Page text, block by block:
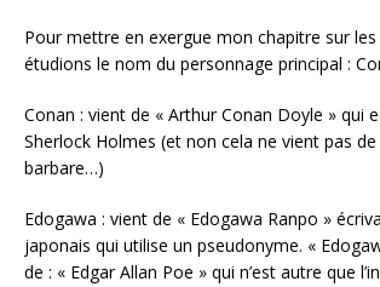
Pour mettre en exergue mon chapitre sur les
étudions le nom du personnage principal :
Conan : vient de « Arthur Conan Doyle » qui
Sherlock Holmes (et non cela ne vient pas de
barbare…)
Edogawa : vient de « Edogawa Ranpo »
japonais qui utilise un pseudonyme. «
de : « Edgar Allan Poe » qui n’est autre que